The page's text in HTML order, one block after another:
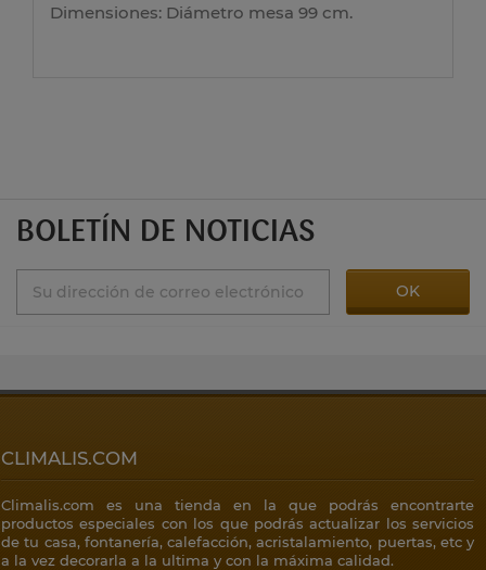
Dimensiones: Diámetro mesa 99 cm.
BOLETÍN DE NOTICIAS
CLIMALIS.COM
Climalis.com es una tienda en la que podrás encontrarte
productos especiales con los que podrás actualizar los servicios
de tu casa, fontanería, calefacción, acristalamiento, puertas, etc y
a la vez decorarla a la ultima y con la máxima calidad.